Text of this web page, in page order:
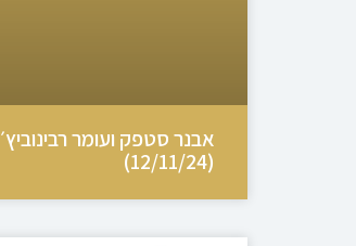
אבנר סטפק ועומר רבינוביץ׳
(12/11/24)